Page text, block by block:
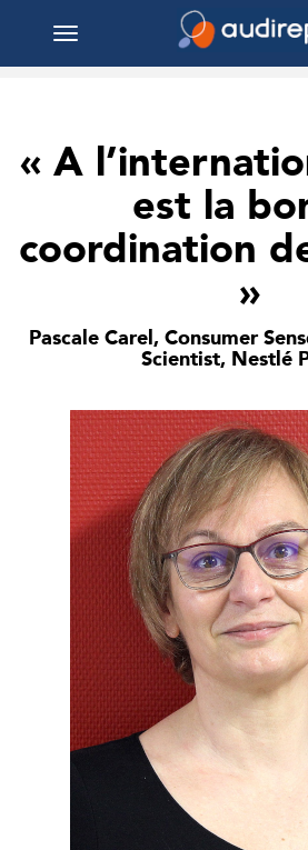
Toggle
« A
est la
coordination
»
Pascale Carel, Consumer
Scientist, Nestlé